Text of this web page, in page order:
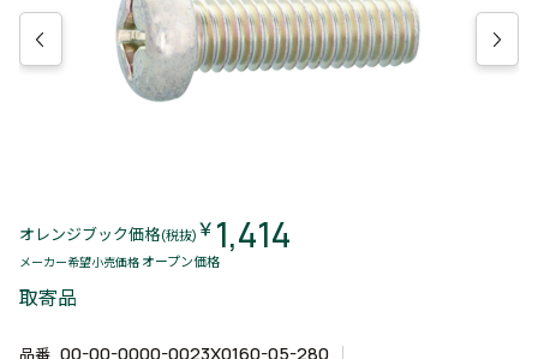
オレンジブック価格(税抜) ￥ 1,414
メーカー希望小売価格 オープン価格
取寄品
品番 00-00-0000-0023X0160-05-280